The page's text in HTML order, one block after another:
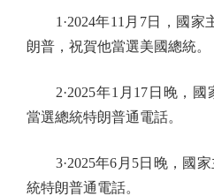
1·2024年11月7日，國家
朗普，祝賀他當選美國總統。
2·2025年1月17日晚，國
當選總統特朗普通電話。
3·2025年6月5日晚，國家
統特朗普通電話。